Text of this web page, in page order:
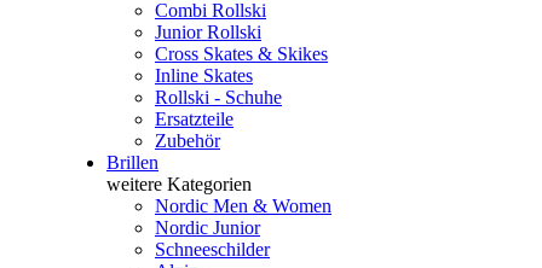
Combi Rollski
Junior Rollski
Cross Skates & Skikes
Inline Skates
Rollski - Schuhe
Ersatzteile
Zubehör
Brillen
weitere Kategorien
Nordic Men & Women
Nordic Junior
Schneeschilder